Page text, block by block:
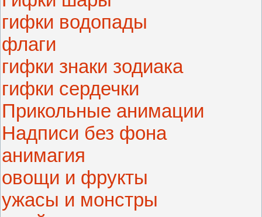
гифки водопады
флаги
гифки знаки зодиака
гифки сердечки
Прикольные анимации
Надписи без фона
анимагия
овощи и фрукты
ужасы и монстры